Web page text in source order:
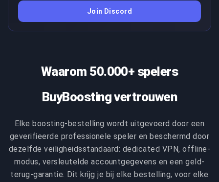
Join Discord
Waarom 50.000+ spelers
BuyBoosting vertrouwen
Elke boosting-bestelling wordt uitgevoerd door een
geverifieerde professionele speler en beschermd door
dezelfde veiligheidsstandaard: dedicated VPN, offline-
modus, versleutelde accountgegevens en een geld-
terug-garantie. Dit krijg je bij elke bestelling, voor elke